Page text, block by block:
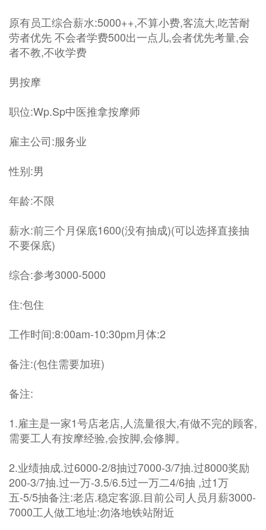
原有员工综合薪水:5000++,不算小费,客流大,吃苦耐
劳者优先 不会者学费500出一点儿,会者优先考量,会
者不教,不收学费
男按摩
职位:Wp.Sp中医推拿按摩师
雇主公司:服务业
性别:男
年龄:不限
薪水:前三个月保底1600(没有抽成)(可以选择直接抽
不要保底)
综合:参考3000-5000
住:包住
工作时间:8:00am-10:30pm月体:2
备注:(包住需要加班)
备注:
1.雇主是一家1号店老店,人流量很大,有做不完的顾客,
需要工人有按摩经验,会按脚,会修脚。
2.业绩抽成.过6000-2/8抽过7000-3/7抽.过8000奖励
200-3/7抽.过一万-3.5/6.5过一万二4/6抽 ,过1万
五-5/5抽备注:老店.稳定客源.目前公司人员月薪3000-
7000工人做工地址:勿洛地铁站附近